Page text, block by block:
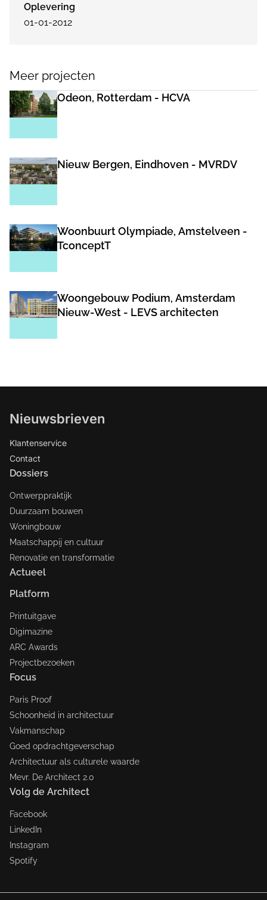
Oplevering
01-01-2012
Meer projecten
Odeon, Rotterdam - HCVA
Nieuw Bergen, Eindhoven - MVRDV
Woonbuurt Olympiade, Amstelveen -
TconceptT
Woongebouw Podium, Amsterdam
Nieuw-West - LEVS architecten
Nieuwsbrieven
Klantenservice
Contact
Dossiers
Ontwerppraktijk
Duurzaam bouwen
Woningbouw
Maatschappij en cultuur
Renovatie en transformatie
Actueel
Platform
Printuitgave
Digimazine
ARC Awards
Projectbezoeken
Focus
Paris Proof
Schoonheid in architectuur
Vakmanschap
Goed opdrachtgeverschap
Architectuur als culturele waarde
Mevr. De Architect 2.0
Volg de Architect
Facebook
LinkedIn
Instagram
Spotify